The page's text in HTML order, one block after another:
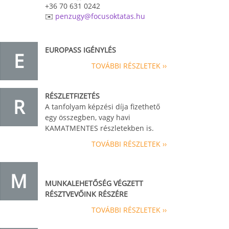
+36 70 631 0242
✉️ penzugy@focusoktatas.hu
E
EUROPASS IGÉNYLÉS
TOVÁBBI RÉSZLETEK ››
R
RÉSZLETFIZETÉS
A tanfolyam képzési díja fizethető
egy összegben, vagy havi
KAMATMENTES részletekben is.
TOVÁBBI RÉSZLETEK ››
M
MUNKALEHETŐSÉG VÉGZETT
RÉSZTVEVŐINK RÉSZÉRE
TOVÁBBI RÉSZLETEK ››